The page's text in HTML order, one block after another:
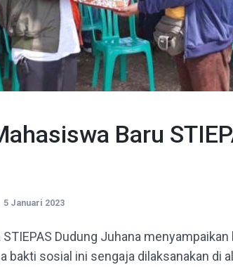
Baru
5 Januari 2023
STIEPAS Dudung Juhana
bakti sosial ini sengaja dilaksanakan di